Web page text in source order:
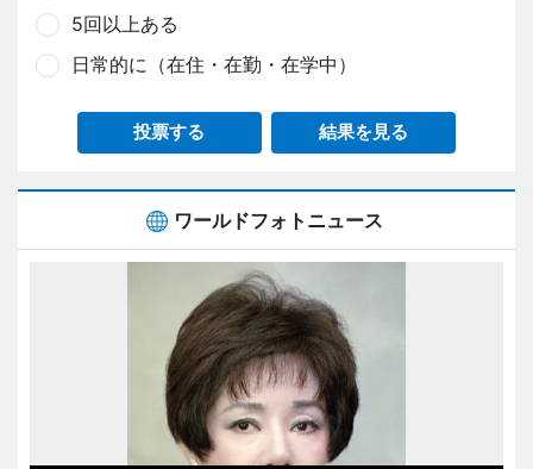
5回以上ある
日常的に（在住・在勤・在学中）
投票する 結果を見る
ワールドフォトニュース